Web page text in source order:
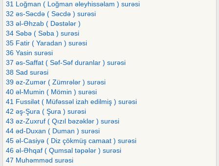
31 Loğman ( Loğman əleyhissəlam ) surəsi
32 əs-Səcdə ( Səcdə ) surəsi
33 əl-Əhzab ( Dəstələr )
34 Səbə ( Səba ) surəsi
35 Fatir ( Yaradan ) surəsi
36 Yasin surəsi
37 əs-Saffat ( Səf-Səf duranlar ) surəsi
38 Sad surəsi
39 əz-Zumər ( Zümrələr ) surəsi
40 əl-Mumin ( Mömin ) surəsi
41 Fussilət ( Müfəssəl izah edilmiş ) surəsi
42 əş-Şura ( Şura ) surəsi
43 əz-Zuxruf ( Qızıl bəzəklər ) surəsi
44 əd-Duxan ( Duman ) surəsi
45 əl-Casiyə ( Diz çökmüş camaat ) surəsi
46 əl-Əhqaf ( Qumsal təpələr ) surəsi
47 Muhəmməd surəsi